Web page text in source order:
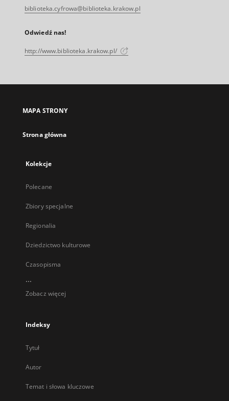
biblioteka.cyfrowa@biblioteka.krakow.pl
Odwiedź nas!
http://www.biblioteka.krakow.pl/
MAPA STRONY
Strona główna
Kolekcje
Polecane
Zbiory specjalne
Regionalia
Dziedzictwo kulturowe
Czasopisma
...
Zobacz więcej
Indeksy
Tytuł
Autor
Temat i słowa kluczowe